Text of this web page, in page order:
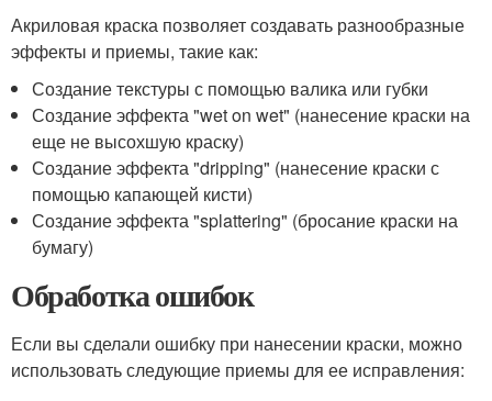
Акриловая краска позволяет создавать разнообразные
эффекты и приемы, такие как:
Создание текстуры с помощью валика или губки
Создание эффекта "wet on wet" (нанесение краски на
еще не высохшую краску)
Создание эффекта "dripping" (нанесение краски с
помощью капающей кисти)
Создание эффекта "splattering" (бросание краски на
бумагу)
Обработка ошибок
Если вы сделали ошибку при нанесении краски, можно
использовать следующие приемы для ее исправления: